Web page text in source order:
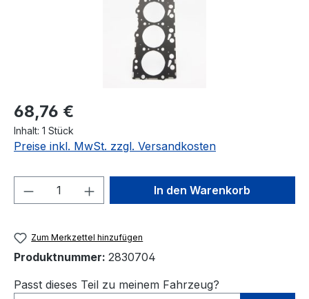
Regulärer Preis:
68,76 €
Inhalt: 1 Stück
Preise inkl. MwSt. zzgl. Versandkosten
Produkt Anzahl: Gib denIn den Warenkorb
Zum Merkzettel hinzufügen
Produktnummer: 2830704
Passt dieses Teil zu meinem Fahrzeug?